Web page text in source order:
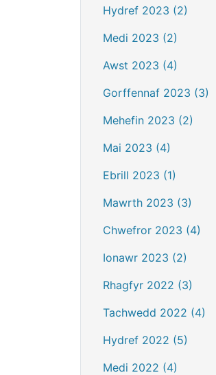
Hydref 2023 (2)
Medi 2023 (2)
Awst 2023 (4)
Gorffennaf 2023 (3)
Mehefin 2023 (2)
Mai 2023 (4)
Ebrill 2023 (1)
Mawrth 2023 (3)
Chwefror 2023 (4)
Ionawr 2023 (2)
Rhagfyr 2022 (3)
Tachwedd 2022 (4)
Hydref 2022 (5)
Medi 2022 (4)